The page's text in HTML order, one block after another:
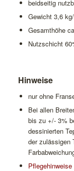
beidseitig
Gewicht 3,6
Gesamthöhe
Nutzschicht
Hinweise
nur ohne
Bei allen
bis zu +/- 3%
dessinierten
der zulässigen
Pflegehinweise